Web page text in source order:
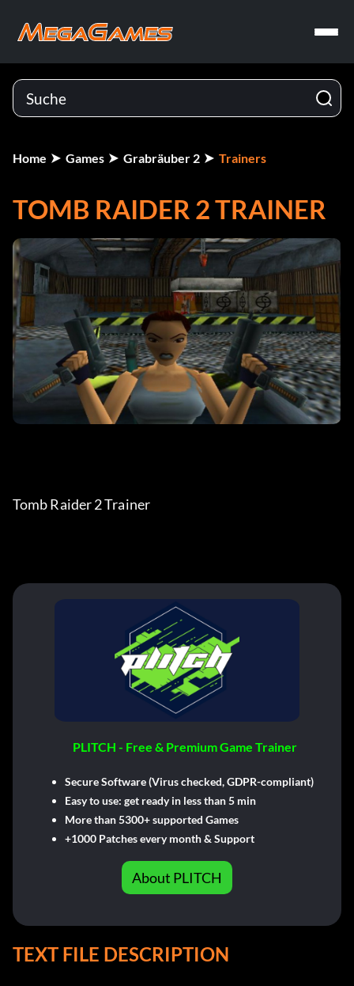
Home Games Grabräuber 2 Trainers
TOMB RAIDER 2 TRAINER
Tomb Raider 2 Trainer
PLITCH - Free & Premium Game Trainer
Secure Software (Virus checked, GDPR-compliant)
Easy to use: get ready in less than 5 min
More than 5300+ supported Games
+1000 Patches every month & Support
About PLITCH
TEXT FILE DESCRIPTION